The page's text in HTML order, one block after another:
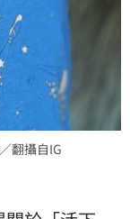
翻攝自IG